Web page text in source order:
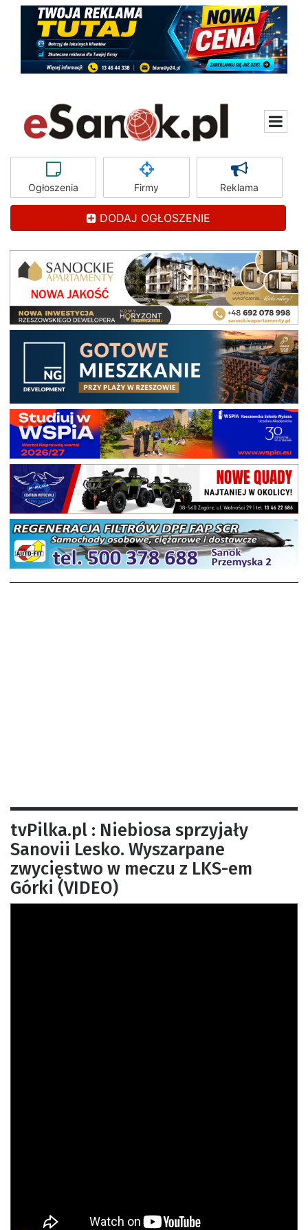
Ogłoszenia Firmy Reklama
DODAJ OGŁOSZENIE
tvPilka.pl : Niebiosa sprzyjały
Sanovii Lesko. Wyszarpane
zwycięstwo w meczu z LKS-em
Górki (VIDEO)